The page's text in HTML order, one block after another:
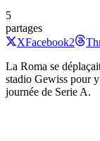
5
partages
XFacebook2
La Roma se
stadio Gewiss pour
journée de Serie A.